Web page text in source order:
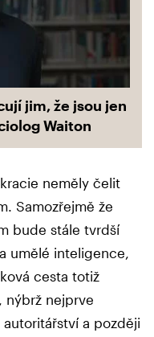
jim, že jsou jen
Waiton
neměly čelit
Samozřejmě že
bude stále tvrdší
umělé inteligence,
cesta totiž
nýbrž nejprve
a později